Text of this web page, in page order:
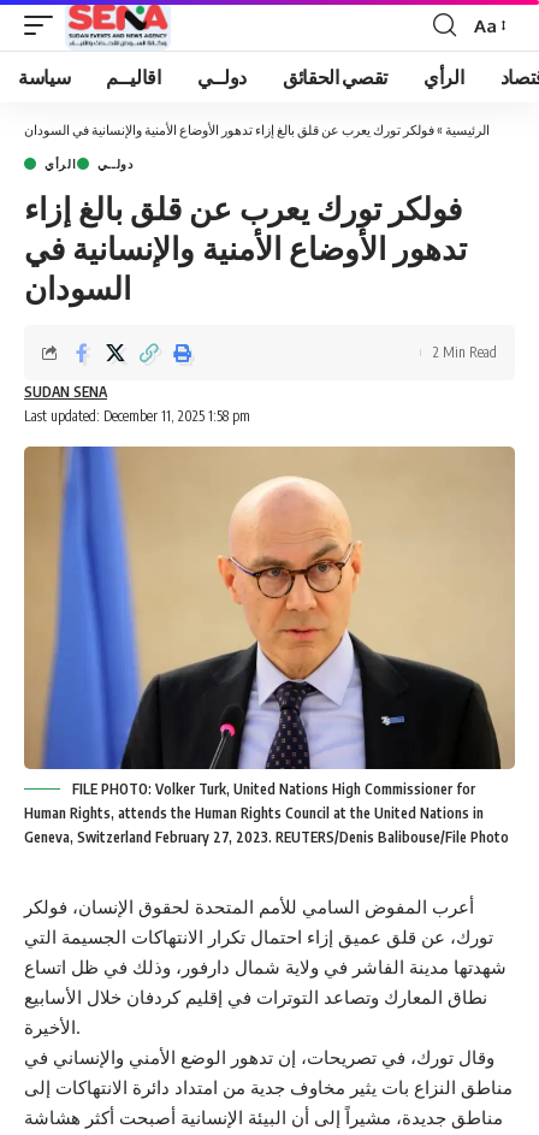
Font
Resizer
Aa
سياسة اقاليــم دولــي تقصي الحقائق الرأي
الرئيسية »فولكر تورك يعرب عن قلق بالغ إزاء تدهور الأوضاع الأمنية والإنسانية في السودان
الرأي دولــي
فولكر تورك يعرب عن قلق بالغ إزاء
تدهور الأوضاع الأمنية والإنسانية في
السودان
Last updated: December 11, 2025 1:58 pm
SUDAN SENA
2 Min Read
FILE PHOTO: Volker Turk, United Nations High Commissioner for
Human Rights, attends the Human Rights Council at the United Nations in
Geneva, Switzerland February 27, 2023. REUTERS/Denis Balibouse/File Photo
أعرب المفوض السامي للأمم المتحدة لحقوق الإنسان، فولكر
تورك، عن قلق عميق إزاء احتمال تكرار الانتهاكات الجسيمة التي
شهدتها مدينة الفاشر في ولاية شمال دارفور، وذلك في ظل اتساع
نطاق المعارك وتصاعد التوترات في إقليم كردفان خلال الأسابيع
الأخيرة.
وقال تورك، في تصريحات، إن تدهور الوضع الأمني والإنساني في
مناطق النزاع بات يثير مخاوف جدية من امتداد دائرة الانتهاكات إلى
مناطق جديدة، مشيراً إلى أن البيئة الإنسانية أصبحت أكثر هشاشة